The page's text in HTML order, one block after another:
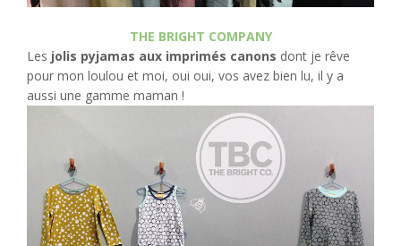
THE BRIGHT COMPANY
Les jolis pyjamas aux imprimés canons dont je rêve
pour mon loulou et moi, oui oui, vos avez bien lu, il y a
aussi une gamme maman !